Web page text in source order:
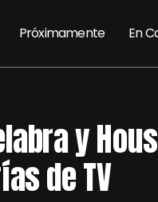
Próximamente En
y
de TV